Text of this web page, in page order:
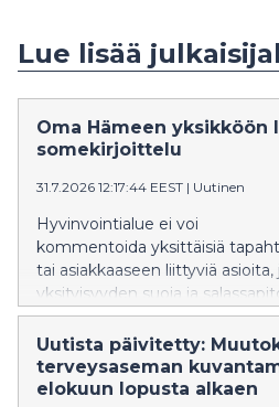
Lue lisää
Oma Hämeen yksikköön
somekirjoittelu
31.7.2026 12:17:44 EEST | Uutinen
Hyvinvointialue ei voi
kommentoida yksittäisiä
tai asiakkaaseen liittyviä
yksityisyyden suoja ja
Uutista päivitetty:
terveysaseman
elokuun lopusta alkaen